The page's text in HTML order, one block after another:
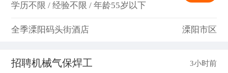
学历不限 / 经验不限 / 年龄55岁以下
全季溧阳码头街酒店 溧阳市区
招聘机械气保焊工 3小时前